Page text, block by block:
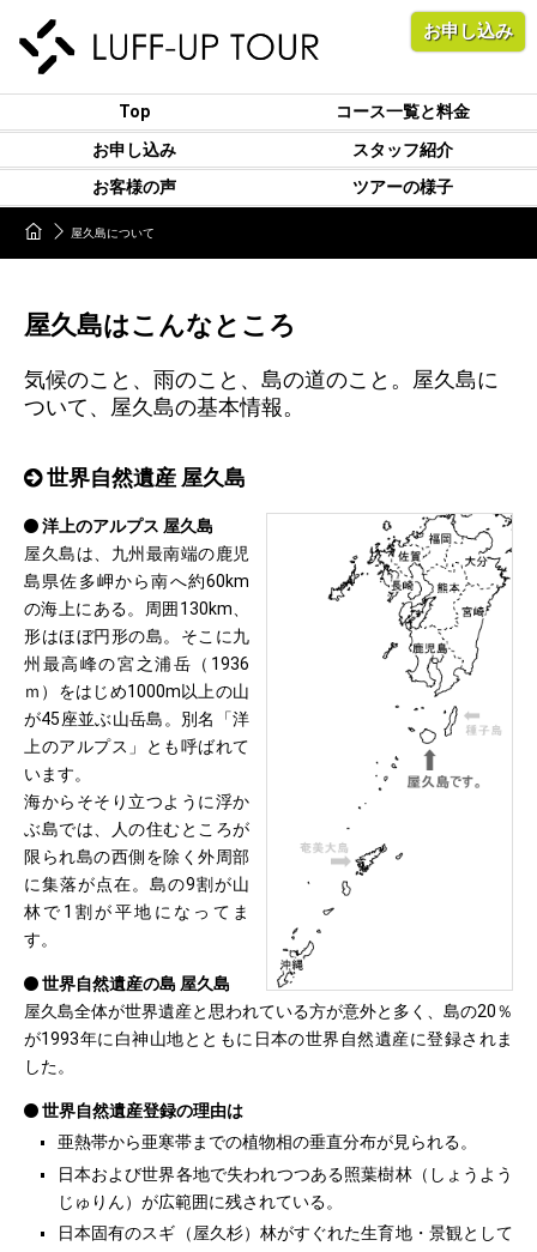
Top
コース一覧と料金
お申し込み
スタッフ紹介
お客様の声
ツアーの様子
屋久島について
屋久島はこんなところ
気候のこと、雨のこと、島の道のこと。屋久島に
ついて、屋久島の基本情報。
世界自然遺産 屋久島
洋上のアルプス 屋久島
屋久島は、九州最南端の鹿児
島県佐多岬から南へ約60km
の海上にある。周囲130km、
形はほぼ円形の島。そこに九
州最高峰の宮之浦岳（1936
ｍ）をはじめ1000m以上の山
が45座並ぶ山岳島。別名「洋
上のアルプス」とも呼ばれて
います。
海からそそり立つように浮か
ぶ島では、人の住むところが
限られ島の西側を除く外周部
に集落が点在。島の9割が山
林で1割が平地になってま
す。
世界自然遺産の島 屋久島
屋久島全体が世界遺産と思われている方が意外と多く、島の20％
が1993年に白神山地とともに日本の世界自然遺産に登録されま
した。
世界自然遺産登録の理由は
亜熱帯から亜寒帯までの植物相の垂直分布が見られる。
日本および世界各地で失われつつある照葉樹林（しょうよう
じゅりん）が広範囲に残されている。
日本固有のスギ（屋久杉）林がすぐれた生育地・景観として
お申し込み